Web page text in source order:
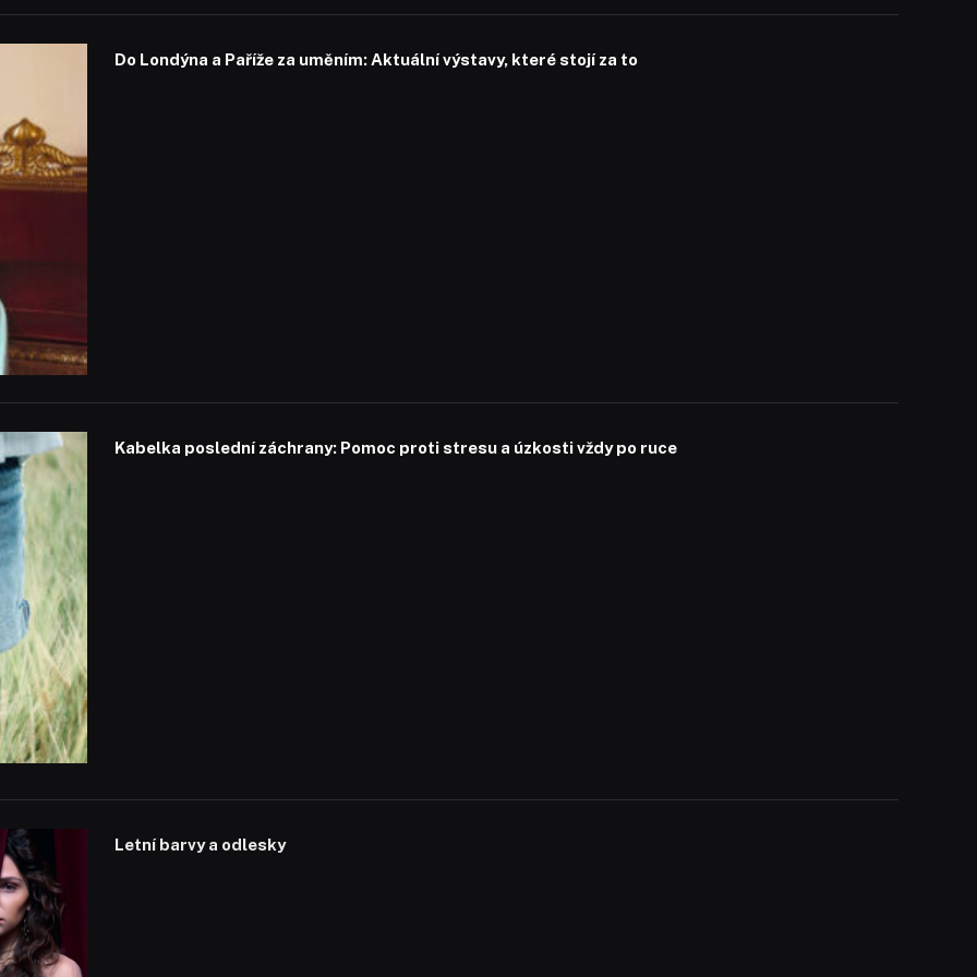
Do Londýna a Paříže za uměním: Aktuální výstavy, které stojí za to
Kabelka poslední záchrany: Pomoc proti stresu a úzkosti vždy po ruce
Letní barvy a odlesky